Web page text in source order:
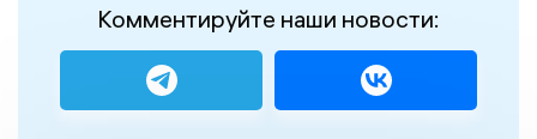
Комментируйте наши новости: